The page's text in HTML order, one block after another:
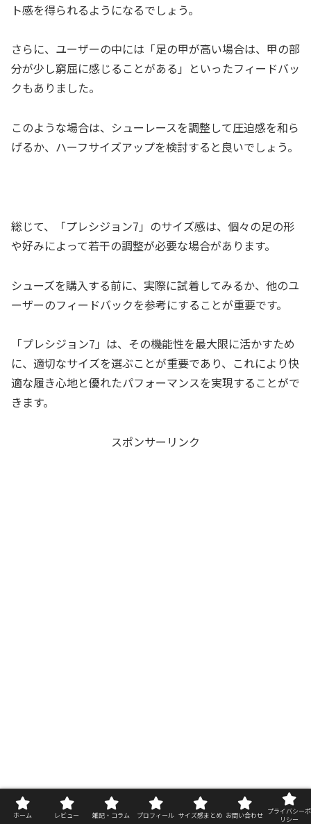
ト感を得られるようになるでしょう。
さらに、ユーザーの中には「足の甲が高い場合は、甲の部
分が少し窮屈に感じることがある」といったフィードバッ
クもありました。
このような場合は、シューレースを調整して圧迫感を和ら
げるか、ハーフサイズアップを検討すると良いでしょう。
総じて、「プレシジョン7」のサイズ感は、個々の足の形
や好みによって若干の調整が必要な場合があります。
シューズを購入する前に、実際に試着してみるか、他のユ
ーザーのフィードバックを参考にすることが重要です。
「プレシジョン7」は、その機能性を最大限に活かすため
に、適切なサイズを選ぶことが重要であり、これにより快
適な履き心地と優れたパフォーマンスを実現することがで
きます。
スポンサーリンク
NIKE 「プレシジョン7」を実際に使用した
ホーム レビュー 雑記・コラム プロフィール サイズ感まとめ お問い合わせ プライバシーポ
リシー